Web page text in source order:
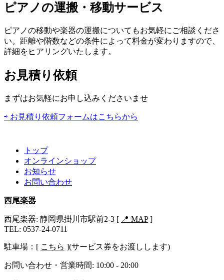
ピアノの運搬・移動サービス
ピアノの移動や楽器の運搬についてもお気軽にご相談くださ
い。距離や階数などの条件によって料金が変わりますので、
詳細をヒアリングいたします。
お見積り依頼
まずはお気軽にお申し込みくださいませ
⇨ お見積り依頼フォームはこちらから
トップ
オンラインショップ
お知らせ
お問い合わせ
西尾楽器
西尾楽器: 静岡県掛川市駅前2-3 [ 📍 MAP]
TEL: 0537-24-0711
駐車場：[ こちら ](サービス券をお渡しします)
お問い合わせ・営業時間: 10:00 - 20:00